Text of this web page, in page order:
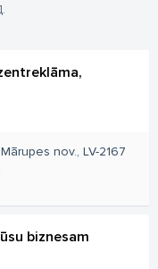
nov., LV-2167
biznesam